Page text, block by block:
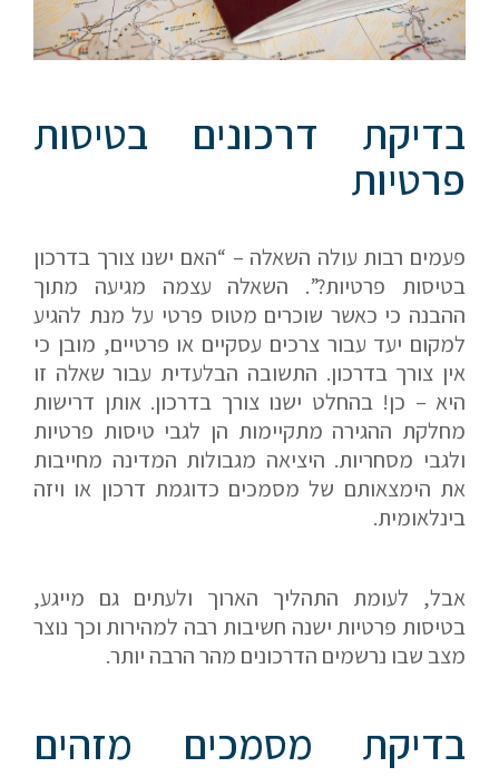
בדיקת דרכונים בטיסות
פרטיות
פעמים רבות עולה השאלה – “האם ישנו צורך בדרכון
בטיסות פרטיות?”. השאלה עצמה מגיעה מתוך
ההבנה כי כאשר שוכרים מטוס פרטי על מנת להגיע
למקום יעד עבור צרכים עסקיים או פרטיים, מובן כי
אין צורך בדרכון. התשובה הבלעדית עבור שאלה זו
היא – כן! בהחלט ישנו צורך בדרכון. אותן דרישות
מחלקת ההגירה מתקיימות הן לגבי טיסות פרטיות
ולגבי מסחריות. היציאה מגבולות המדינה מחייבות
את הימצאותם של מסמכים כדוגמת דרכון או ויזה
בינלאומית.
אבל, לעומת התהליך הארוך ולעתים גם מייגע,
בטיסות פרטיות ישנה חשיבות רבה למהירות וכך נוצר
מצב שבו נרשמים הדרכונים מהר הרבה יותר.
בדיקת מסמכים מזהים